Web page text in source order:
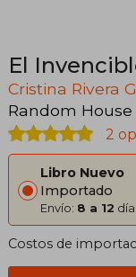
El
Cristina Rivera
Random House
2
Libro Nuevo
Importado
Envío: 8 a 12
Costos de